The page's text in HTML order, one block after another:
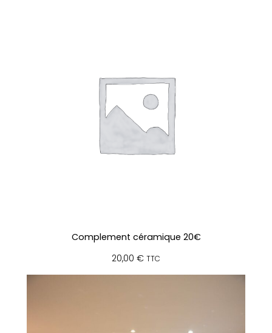
Complement céramique 20€
20,00 € TTC